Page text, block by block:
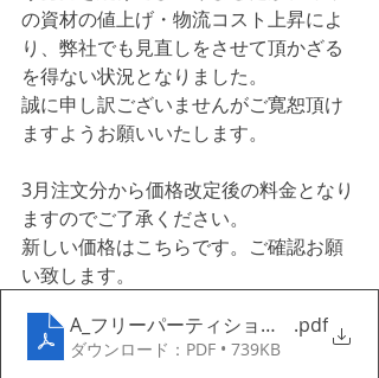
の資材の値上げ・物流コスト上昇によ
り、弊社でも見直しをさせて頂かざる
を得ない状況となりました。
誠に申し訳ございませんがご寛恕頂け
ますようお願いいたします。
3月注文分から価格改定後の料金となり
ますのでご了承ください。
新しい価格はこちらです。ご確認お願
い致します。
A_フリーパーティション・暗幕
.pdf
ダウンロード：PDF • 739KB